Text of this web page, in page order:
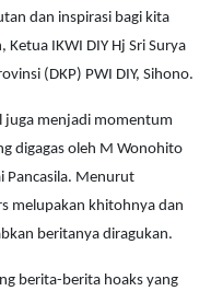
dan inspirasi bagi kita
IKWI DIY Hj Sri Surya
(DKP) PWI DIY, Sihono.
juga menjadi momentum
digagas oleh M Wonohito
Pancasila. Menurut
melupakan khitohnya dan
beritanya diragukan.
berita-berita hoaks yang